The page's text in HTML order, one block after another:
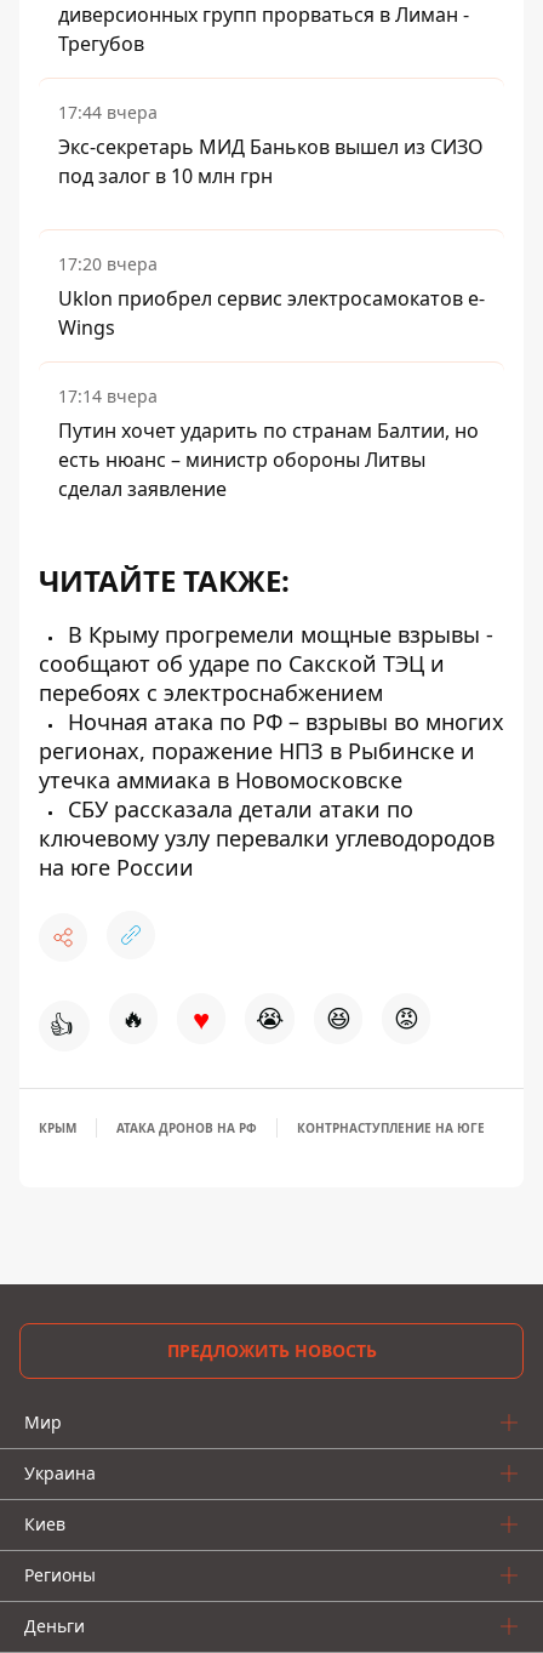
диверсионных групп прорваться в Лиман -
Трегубов
17:44 вчера
Экс-секретарь МИД Баньков вышел из СИЗО
под залог в 10 млн грн
17:20 вчера
Uklon приобрел сервис электросамокатов e-
Wings
17:14 вчера
Путин хочет ударить по странам Балтии, но
есть нюанс – министр обороны Литвы
сделал заявление
ЧИТАЙТЕ ТАКЖЕ:
В Крыму прогремели мощные взрывы -
сообщают об ударе по Сакской ТЭЦ и
перебоях с электроснабжением
Ночная атака по РФ – взрывы во многих
регионах, поражение НПЗ в Рыбинске и
утечка аммиака в Новомосковске
СБУ рассказала детали атаки по
ключевому узлу перевалки углеводородов
на юге России
👍 🔥 ♥ 😭 😆 😡
КРЫМ АТАКА ДРОНОВ НА РФ КОНТРНАСТУПЛЕНИЕ НА ЮГЕ
ПРЕДЛОЖИТЬ НОВОСТЬ
Мир
Украина
Киев
Регионы
Деньги